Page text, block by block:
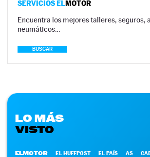
SERVICIOS ELMOTOR
Encuentra los mejores talleres, seguros,
neumáticos…
BUSCAR
LO MÁS
VISTO
ELMOTOR EL HUFFPOST EL PAÍS AS